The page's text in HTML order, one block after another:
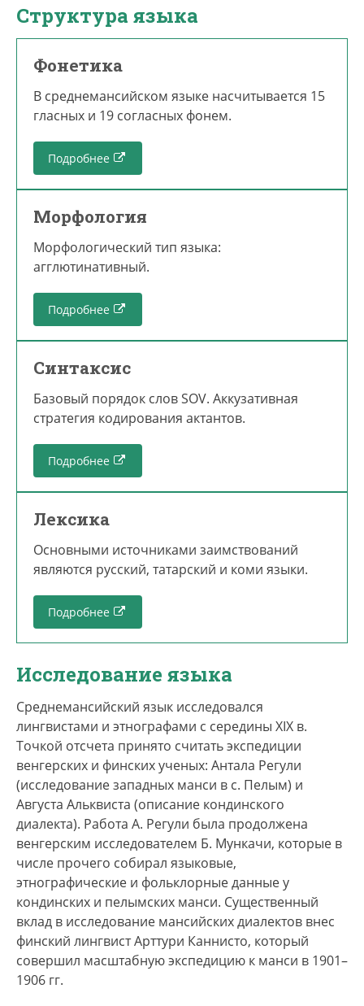
Структура языка
Фонетика
В среднемансийском языке насчитывается 15
гласных и 19 согласных фонем.
Подробнее
Морфология
Морфологический тип языка:
агглютинативный.
Подробнее
Синтаксис
Базовый порядок слов SOV. Аккузативная
стратегия кодирования актантов.
Подробнее
Лексика
Основными источниками заимствований
являются русский, татарский и коми языки.
Подробнее
Исследование языка
Среднемансийский язык исследовался
лингвистами и этнографами с середины XIX в.
Точкой отсчета принято считать экспедиции
венгерских и финских ученых: Антала Регули
(исследование западных манси в с. Пелым) и
Августа Альквиста (описание кондинского
диалекта). Работа А. Регули была продолжена
венгерским исследователем Б. Мункачи, которые в
числе прочего собирал языковые,
этнографические и фольклорные данные у
кондинских и пелымских манси. Существенный
вклад в исследование мансийских диалектов внес
финский лингвист Арттури Каннисто, который
совершил масштабную экспедицию к манси в 1901–
1906 гг.